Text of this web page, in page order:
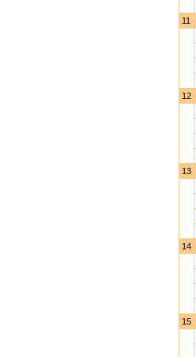
11
12
13
14
15